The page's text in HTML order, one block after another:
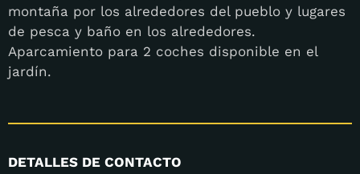
montaña por los alrededores del pueblo y lugares
de pesca y baño en los alrededores.
Aparcamiento para 2 coches disponible en el
jardín.
DETALLES DE CONTACTO